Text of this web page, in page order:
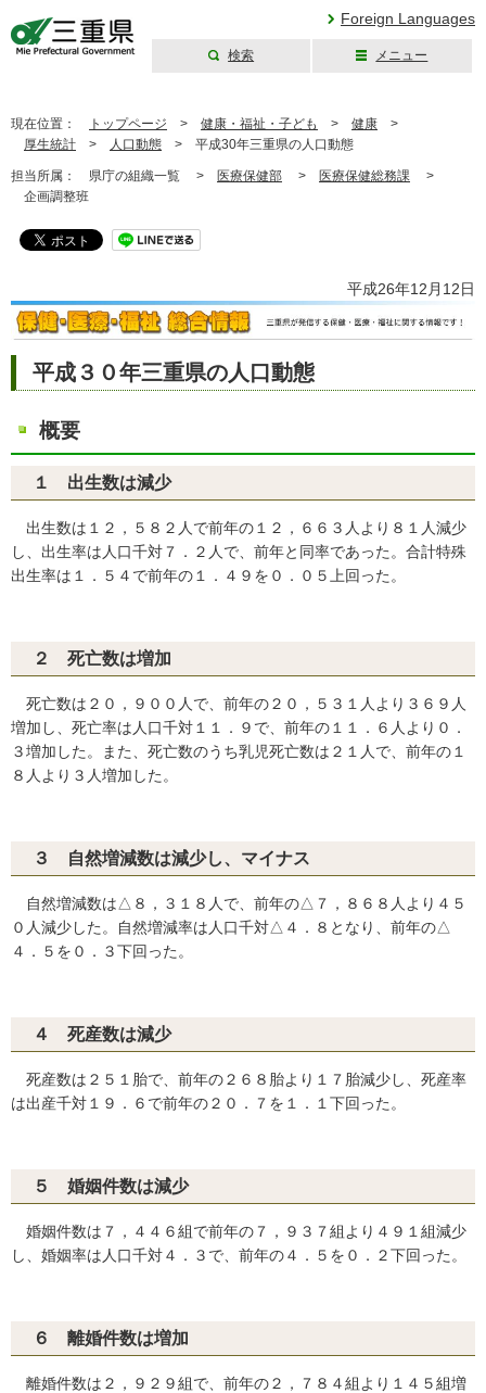
Foreign Languages
検索 メニュー
現在位置： トップページ > 健康・福祉・子ども > 健康 >
厚生統計 > 人口動態 > 平成30年三重県の人口動態
担当所属： 県庁の組織一覧 > 医療保健部 > 医療保健総務課 >
企画調整班
平成26年12月12日
平成３０年三重県の人口動態
概要
１ 出生数は減少
出生数は１２，５８２人で前年の１２，６６３人より８１人減少
し、出生率は人口千対７．２人で、前年と同率であった。合計特殊
出生率は１．５４で前年の１．４９を０．０５上回った。
２ 死亡数は増加
死亡数は２０，９００人で、前年の２０，５３１人より３６９人
増加し、死亡率は人口千対１１．９で、前年の１１．６人より０．
３増加した。また、死亡数のうち乳児死亡数は２１人で、前年の１
８人より３人増加した。
３ 自然増減数は減少し、マイナス
自然増減数は△８，３１８人で、前年の△７，８６８人より４５
０人減少した。自然増減率は人口千対△４．８となり、前年の△
４．５を０．３下回った。
４ 死産数は減少
死産数は２５１胎で、前年の２６８胎より１７胎減少し、死産率
は出産千対１９．６で前年の２０．７を１．１下回った。
５ 婚姻件数は減少
婚姻件数は７，４４６組で前年の７，９３７組より４９１組減少
し、婚姻率は人口千対４．３で、前年の４．５を０．２下回った。
６ 離婚件数は増加
離婚件数は２，９２９組で、前年の２，７８４組より１４５組増